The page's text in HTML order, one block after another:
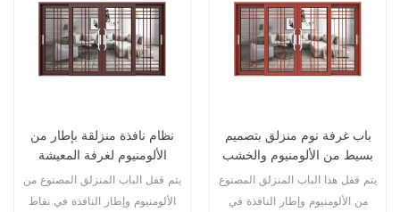
نظام نافذة منزلقة بإطار من
الألومنيوم لغرفة المعيشة
بطباعة خشبية
يتم قفل الباب المنزلق المصنوع من
الألومنيوم وإطار النافذة في نقاط
باب غرفة نوم منزلق بتصميم
بسيط من الألومنيوم والخشب
يتم قفل هذا الباب المنزلق المصنوع
من الألومنيوم وإطار النافذة في